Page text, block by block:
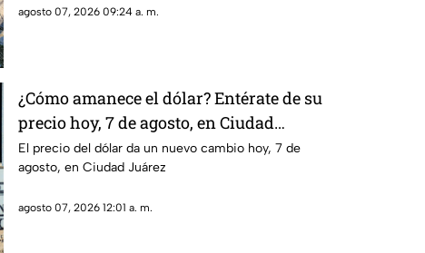
eléctricas
agosto 07, 2026 09:24 a. m.
¿Cómo amanece el dólar? Entérate de su
precio hoy, 7 de agosto, en Ciudad
Juárez
El precio del dólar da un nuevo cambio hoy, 7 de
agosto, en Ciudad Juárez
agosto 07, 2026 12:01 a. m.